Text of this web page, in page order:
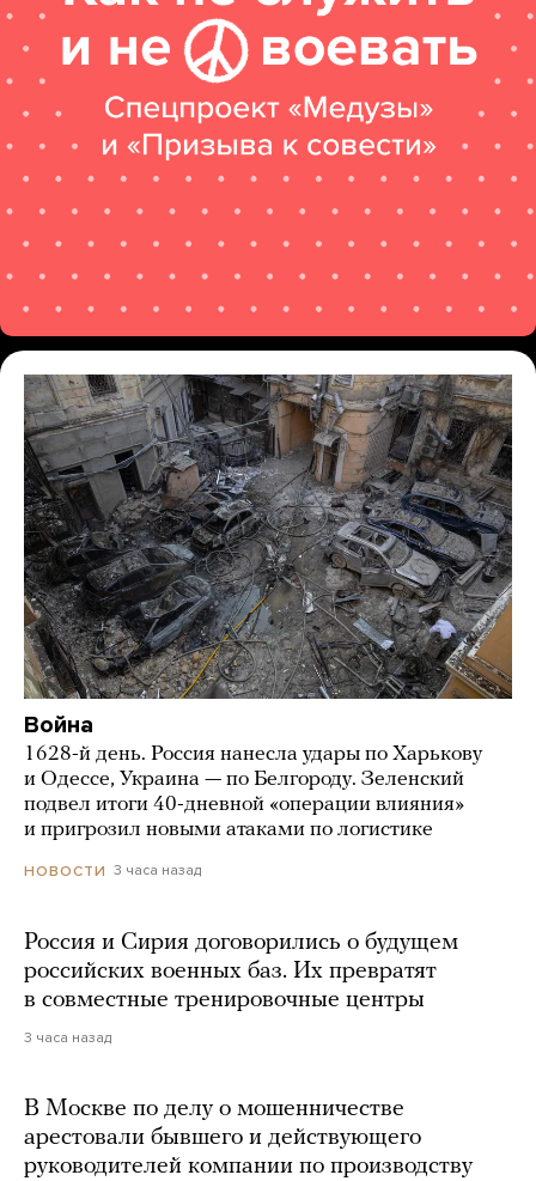
Война
1628-й день. Россия нанесла удары по Харькову
и Одессе, Украина — по Белгороду. Зеленский
подвел итоги 40-дневной «операции влияния»
и пригрозил новыми атаками по логистике
НОВОСТИ 3 часа назад
Россия и Сирия договорились о будущем
российских военных баз. Их превратят
в совместные тренировочные центры
3 часа назад
В Москве по делу о мошенничестве
арестовали бывшего и действующего
руководителей компании по производству